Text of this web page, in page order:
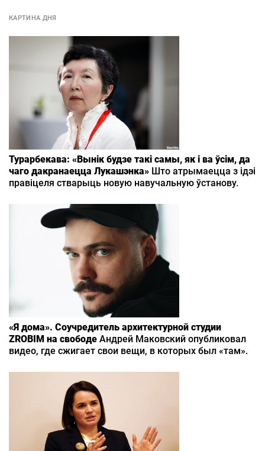
КАРТИНА ДНЯ
Турарбекава: «Вынік будзе такі самы, як і ва ўсім, да
чаго дакранаецца Лукашэнка» Што атрымаецца з ідэі
правіцеля стварыць новую навучальную ўстанову.
«Я дома». Соучредитель архитектурной студии
ZROBIM на свободе Андрей Маковский опубликовал
видео, где сжигает свои вещи, в которых был «там».